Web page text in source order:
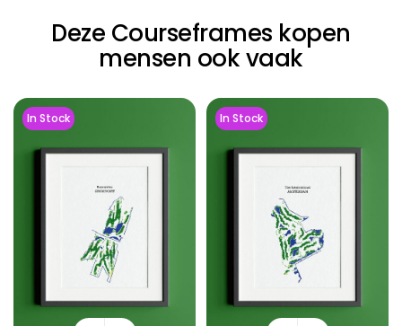
Deze Courseframes kopen
mensen ook vaak
In Stock In Stock